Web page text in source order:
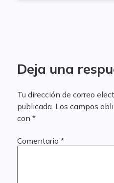
Deja una
Tu dirección de correo
publicada. Los campos
con *
Comentario *